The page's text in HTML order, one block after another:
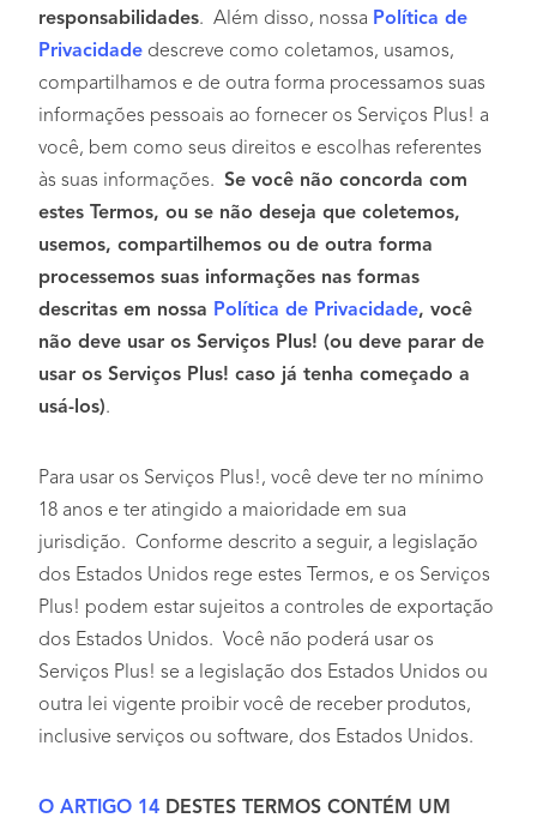
responsabilidades. Além disso, nossa Política de
Privacidade descreve como coletamos, usamos,
compartilhamos e de outra forma processamos suas
informações pessoais ao fornecer os Serviços Plus! a
você, bem como seus direitos e escolhas referentes
às suas informações. Se você não concorda com
estes Termos, ou se não deseja que coletemos,
usemos, compartilhemos ou de outra forma
processemos suas informações nas formas
descritas em nossa Política de Privacidade, você
não deve usar os Serviços Plus! (ou deve parar de
usar os Serviços Plus! caso já tenha começado a
usá-los).
Para usar os Serviços Plus!, você deve ter no mínimo
18 anos e ter atingido a maioridade em sua
jurisdição. Conforme descrito a seguir, a legislação
dos Estados Unidos rege estes Termos, e os Serviços
Plus! podem estar sujeitos a controles de exportação
dos Estados Unidos. Você não poderá usar os
Serviços Plus! se a legislação dos Estados Unidos ou
outra lei vigente proibir você de receber produtos,
inclusive serviços ou software, dos Estados Unidos.
O ARTIGO 14 DESTES TERMOS CONTÉM UM